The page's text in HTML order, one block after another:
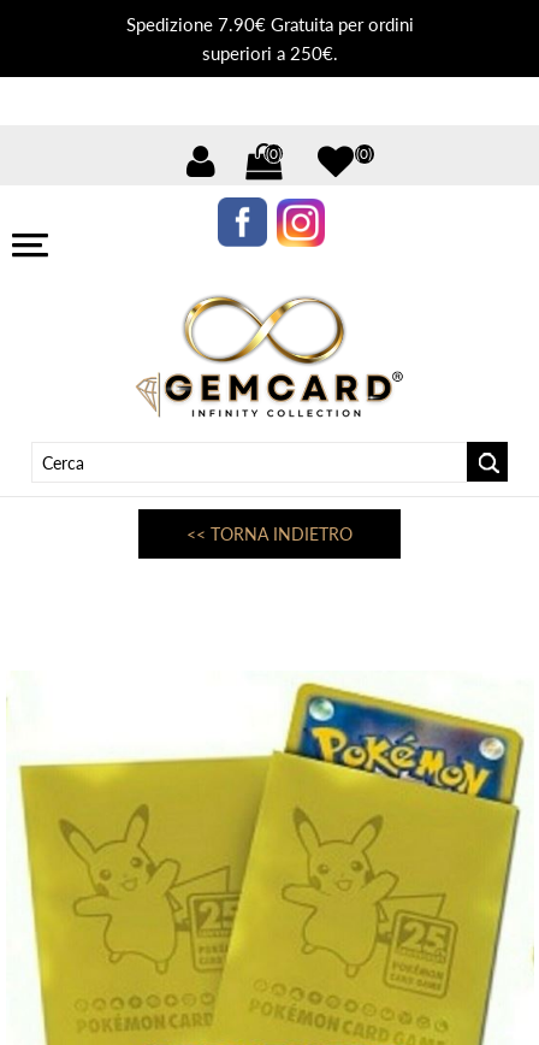
Spedizione 7.90€ Gratuita per ordini
superiori a 250€.
(0) (0)
<< TORNA INDIETRO